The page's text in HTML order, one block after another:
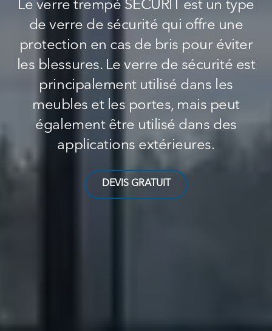
Le verre trempé SECURIT est un type
de verre de sécurité qui offre une
protection en cas de bris pour éviter
les blessures. Le verre de sécurité est
principalement utilisé dans les
meubles et les portes, mais peut
également être utilisé dans des
applications extérieures.
DEVIS GRATUIT